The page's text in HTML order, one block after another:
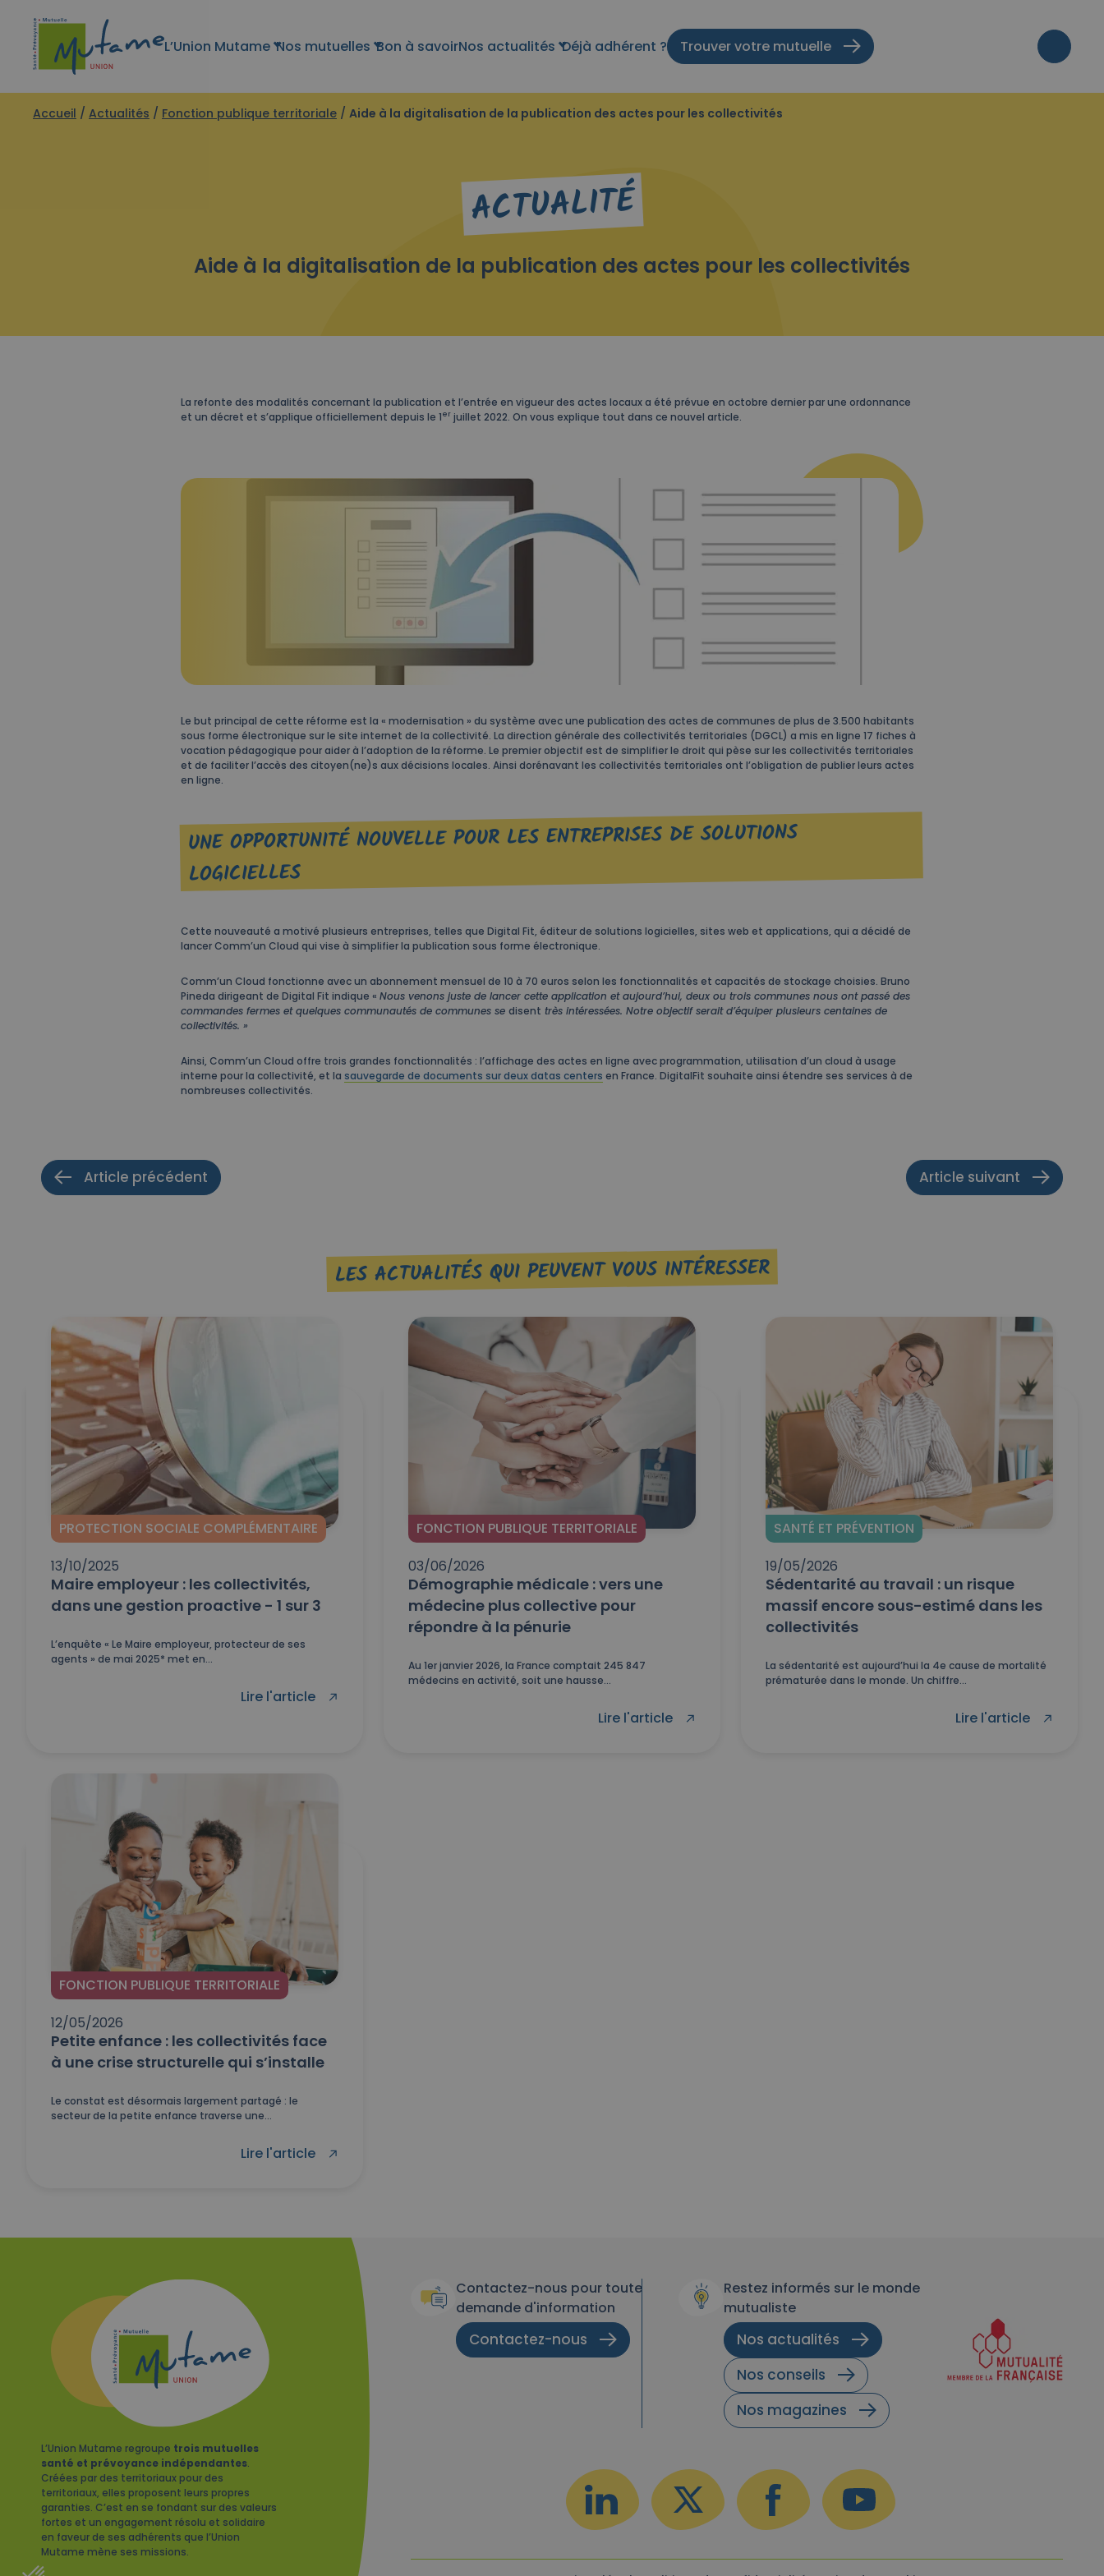
L’Union Mutame Nos mutuelles Bon à savoirNos actualités Déjà adhérent ? Trouver votre mutuelle
Accueil / Actualités / Fonction publique territoriale / Aide à la digitalisation de la publication des actes pour les collectivités
ACTUALITÉ
Aide à la digitalisation de la publication des actes pour les collectivités
La refonte des modalités concernant la publication et l’entrée en vigueur des actes locaux a été prévue en octobre dernier par une ordonnance
et un décret et s’applique officiellement depuis le 1er juillet 2022. On vous explique tout dans ce nouvel article.
Le but principal de cette réforme est la « modernisation » du système avec une publication des actes de communes de plus de 3.500 habitants
sous forme électronique sur le site internet de la collectivité. La direction générale des collectivités territoriales (DGCL) a mis en ligne 17 fiches à
vocation pédagogique pour aider à l’adoption de la réforme. Le premier objectif est de simplifier le droit qui pèse sur les collectivités territoriales
et de faciliter l’accès des citoyen(ne)s aux décisions locales. Ainsi dorénavant les collectivités territoriales ont l’obligation de publier leurs actes
en ligne.
UNE OPPORTUNITÉ NOUVELLE POUR LES ENTREPRISES DE SOLUTIONS
LOGICIELLES
Cette nouveauté a motivé plusieurs entreprises, telles que Digital Fit, éditeur de solutions logicielles, sites web et applications, qui a décidé de
lancer Comm’un Cloud qui vise à simplifier la publication sous forme électronique.
Comm’un Cloud fonctionne avec un abonnement mensuel de 10 à 70 euros selon les fonctionnalités et capacités de stockage choisies. Bruno
Pineda dirigeant de Digital Fit indique « Nous venons juste de lancer cette application et aujourd’hui, deux ou trois communes nous ont passé des
commandes fermes et quelques communautés de communes se disent très intéressées. Notre objectif serait d’équiper plusieurs centaines de
collectivités. »
Ainsi, Comm’un Cloud offre trois grandes fonctionnalités : l’affichage des actes en ligne avec programmation, utilisation d’un cloud à usage
interne pour la collectivité, et la sauvegarde de documents sur deux datas centers en France. DigitalFit souhaite ainsi étendre ses services à de
nombreuses collectivités.
Article précédent Article suivant
LES ACTUALITÉS QUI PEUVENT VOUS INTÉRESSER
PROTECTION SOCIALE COMPLÉMENTAIRE
13/10/2025
Maire employeur : les collectivités,
dans une gestion proactive - 1 sur 3
L’enquête « Le Maire employeur, protecteur de ses
agents » de mai 2025* met en...
Lire l'article
FONCTION PUBLIQUE TERRITORIALE
03/06/2026
Démographie médicale : vers une
médecine plus collective pour
répondre à la pénurie
Au 1er janvier 2026, la France comptait 245 847
médecins en activité, soit une hausse...
Lire l'article
SANTÉ ET PRÉVENTION
19/05/2026
Sédentarité au travail : un risque
massif encore sous-estimé dans les
collectivités
La sédentarité est aujourd’hui la 4e cause de mortalité
prématurée dans le monde. Un chiffre...
Lire l'article
FONCTION PUBLIQUE TERRITORIALE
12/05/2026
Petite enfance : les collectivités face
à une crise structurelle qui s’installe
Le constat est désormais largement partagé : le
secteur de la petite enfance traverse une...
Lire l'article
L’Union Mutame regroupe trois mutuelles
santé et prévoyance indépendantes.
Créées par des territoriaux pour des
territoriaux, elles proposent leurs propres
garanties. C’est en se fondant sur des valeurs
fortes et un engagement résolu et solidaire
en faveur de ses adhérents que l’Union
Mutame mène ses missions.
Contactez-nous pour toute
demande d'information
Contactez-nous
Restez informés sur le monde
mutualiste
Nos actualités
Nos conseils
Nos magazines